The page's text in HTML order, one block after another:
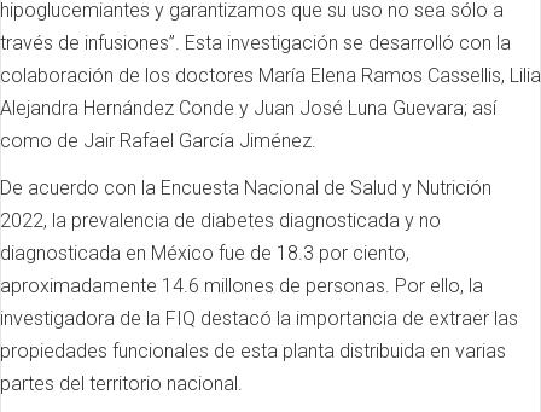
hipoglucemiantes y garantizamos que su uso no sea sólo a
través de infusiones”. Esta investigación se desarrolló con la
colaboración de los doctores María Elena Ramos Cassellis, Lilia
Alejandra Hernández Conde y Juan José Luna Guevara; así
como de Jair Rafael García Jiménez.
De acuerdo con la Encuesta Nacional de Salud y Nutrición
2022, la prevalencia de diabetes diagnosticada y no
diagnosticada en México fue de 18.3 por ciento,
aproximadamente 14.6 millones de personas. Por ello, la
investigadora de la FIQ destacó la importancia de extraer las
propiedades funcionales de esta planta distribuida en varias
partes del territorio nacional.